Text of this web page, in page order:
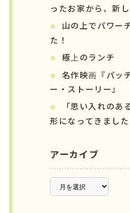
ったお家から、新
山の上でパワー
た！
極上のランチ
名作映画『パッ
ー・ストーリー』
「思い入れのあ
形になってきました
アーカイブ
ー